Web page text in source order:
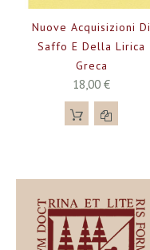
Nuove Acquisizioni Di
Saffo E Della Lirica
Greca
18,00 €